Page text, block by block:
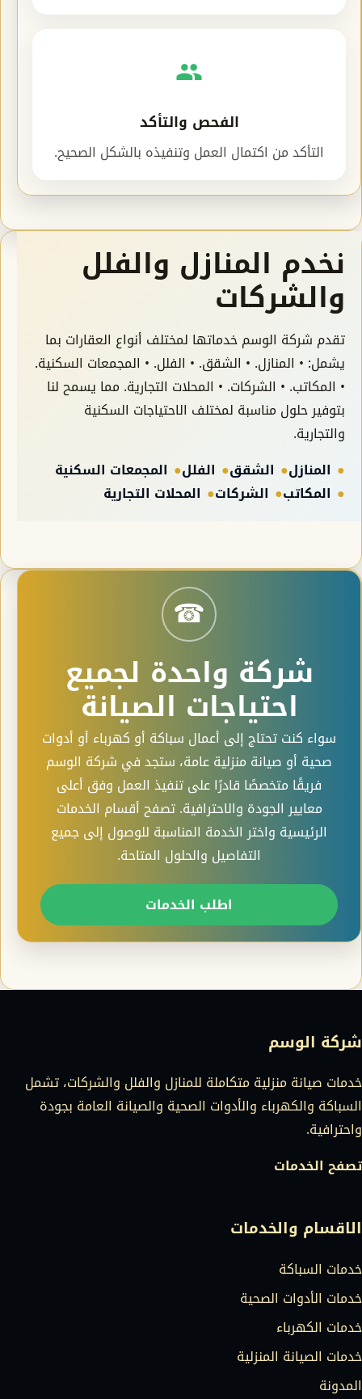
الفحص والتأكد
التأكد من اكتمال العمل وتنفيذه بالشكل الصحيح.
نخدم المنازل والفلل
والشركات
تقدم شركة الوسم خدماتها لمختلف أنواع العقارات بما
يشمل: • المنازل. • الشقق. • الفلل. • المجمعات السكنية.
• المكاتب. • الشركات. • المحلات التجارية. مما يسمح لنا
بتوفير حلول مناسبة لمختلف الاحتياجات السكنية
والتجارية.
المنازل
الشقق الفلل
المجمعات السكنية
المكاتب
الشركات المحلات التجارية
☎
شركة واحدة لجميع
احتياجات الصيانة
سواء كنت تحتاج إلى أعمال سباكة أو كهرباء أو أدوات
صحية أو صيانة منزلية عامة، ستجد في شركة الوسم
فريقًا متخصصًا قادرًا على تنفيذ العمل وفق أعلى
معايير الجودة والاحترافية. تصفح أقسام الخدمات
الرئيسية واختر الخدمة المناسبة للوصول إلى جميع
التفاصيل والحلول المتاحة.
اطلب الخدمات
شركة الوسم
خدمات صيانة منزلية متكاملة للمنازل والفلل والشركات، تشمل
السباكة والكهرباء والأدوات الصحية والصيانة العامة بجودة
واحترافية.
تصفح الخدمات
الاقسام والخدمات
خدمات السباكة
خدمات الأدوات الصحية
خدمات الكهرباء
خدمات الصيانة المنزلية
المدونة